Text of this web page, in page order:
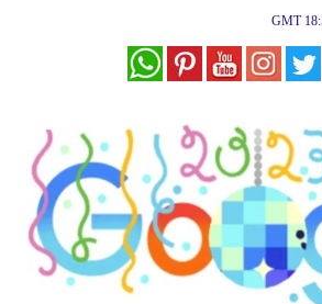
سياحة
وسفر
ديكور
أخبار
GMT